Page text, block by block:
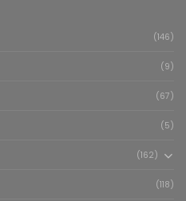
(146)
(9)
(67)
(5)
(162)
(118)